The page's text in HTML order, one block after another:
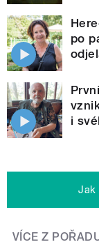
po
i
Jak
VÍCE Z